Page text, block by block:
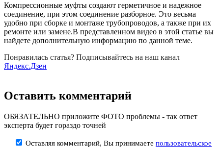
Компрессионные муфты создают герметичное и надежное
соединение, при этом соединение разборное. Это весьма
удобно при сборке и монтаже трубопроводов, а также при их
ремонте или замене.В представленном видео в этой статье вы
найдете дополнительную информацию по данной теме.
Понравилась статья? Подписывайтесь на наш канал
Яндекс.Дзен
Оставить комментарий
ОБЯЗАТЕЛЬНО приложите ФОТО проблемы - так ответ
эксперта будет гораздо точней
Оставляя комментарий, Вы принимаете пользовательское